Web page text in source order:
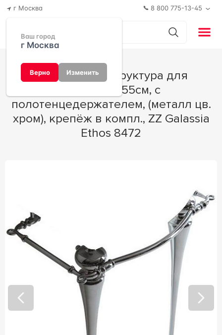
г Москва
Ваш город
г Москва
Верно Изменить
8 800 775-13-45
Ножки (2шт.) структура для
раковины 55см, с
полотенцедержателем, (металл цв.
хром), крепёж в компл., ZZ Galassia
Ethos 8472